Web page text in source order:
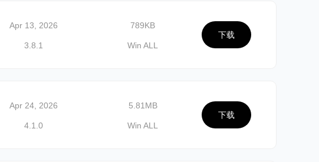
Apr 13, 2026
3.8.1
789KB
Win ALL
下载
Apr 24, 2026
4.1.0
5.81MB
Win ALL
下载